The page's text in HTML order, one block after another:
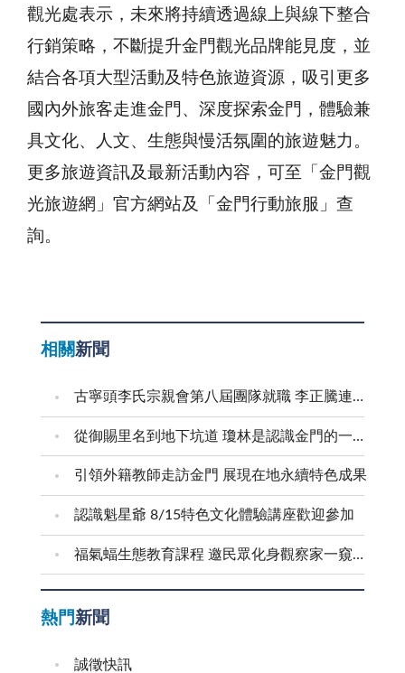
觀光處表示，未來將持續透過線上與線下整合
行銷策略，不斷提升金門觀光品牌能見度，並
結合各項大型活動及特色旅遊資源，吸引更多
國內外旅客走進金門、深度探索金門，體驗兼
具文化、人文、生態與慢活氛圍的旅遊魅力。
更多旅遊資訊及最新活動內容，可至「金門觀
光旅遊網」官方網站及「金門行動旅服」查
詢。
相關新聞
古寧頭李氏宗親會第八屆團隊就職 李正騰連任理事長
從御賜里名到地下坑道 瓊林是認識金門的一扇窗
引領外籍教師走訪金門 展現在地永續特色成果
認識魁星爺 8/15特色文化體驗講座歡迎參加
福氣蝠生態教育課程 邀民眾化身觀察家一窺蝙蝠秘密
熱門新聞
誠徵快訊